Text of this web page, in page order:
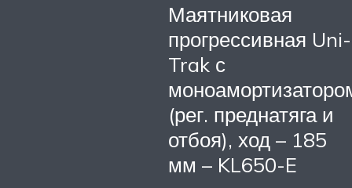
Маятниковая
прогрессивная Uni-
Trak с
(рег. преднатяга и
отбоя), ход – 185
мм – KL650-E